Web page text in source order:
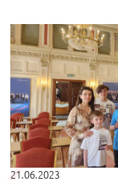
21.06.2023